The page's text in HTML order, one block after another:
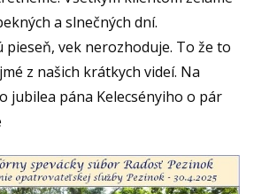
a slnečných dní.
pieseň, vek nerozhoduje. To že to
z našich krátkych videí. Na
jubilea pána Kelecsényiho o pár